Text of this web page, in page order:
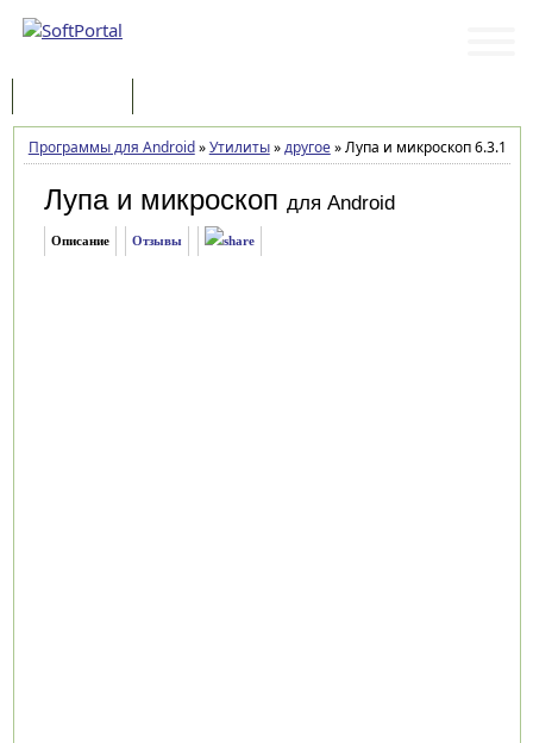
Программы для Android»Утилиты»другое»Лупа и микроскоп 6.3.1
Лупа и микроскоп для Android
Описание Отзывы